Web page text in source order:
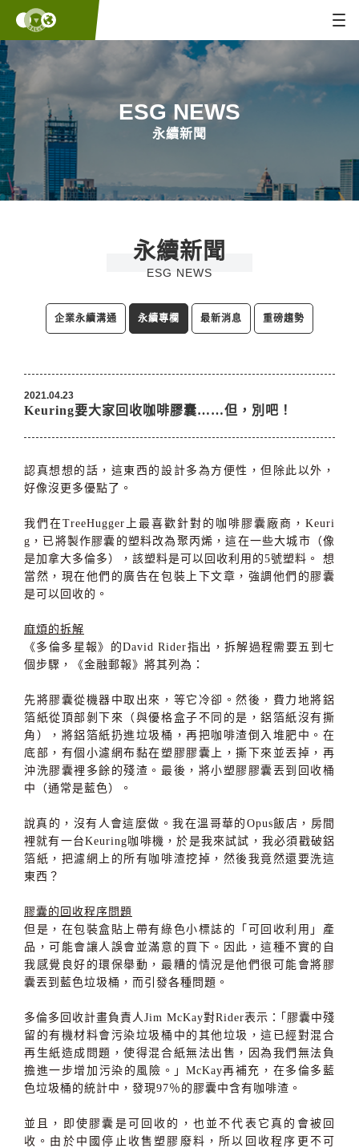
ESG NEWS
永續新聞
永續新聞
ESG NEWS
企業永續溝通 永續專欄 最新消息 重磅趨勢
2021.04.23
Keuring要大家回收咖啡膠囊……但，別吧！
認真想想的話，這東西的設計多為方便性，但除此以外，
好像沒更多優點了。
我們在TreeHugger上最喜歡針對的咖啡膠囊廠商，Keuri
g，已將製作膠囊的塑料改為聚丙烯，這在一些大城市（像
是加拿大多倫多），該塑料是可以回收利用的5號塑料。 想
當然，現在他們的廣告在包裝上下文章，強調他們的膠囊
是可以回收的。
麻煩的拆解
《多倫多星報》的David Rider指出，拆解過程需要五到七
個步驟，《金融郵報》將其列為：
先將膠囊從機器中取出來，等它冷卻。然後，費力地將鋁
箔紙從頂部剝下來（與優格盒子不同的是，鋁箔紙沒有撕
角），將鋁箔紙扔進垃圾桶，再把咖啡渣倒入堆肥中。在
底部，有個小濾網布黏在塑膠膠囊上，撕下來並丟掉，再
沖洗膠囊裡多餘的殘渣。最後，將小塑膠膠囊丟到回收桶
中（通常是藍色）。
說真的，沒有人會這麼做。我在溫哥華的Opus飯店，房間
裡就有一台Keuring咖啡機，於是我來試試，我必須戳破鋁
箔紙，把濾網上的所有咖啡渣挖掉，然後我竟然還要洗這
東西？
膠囊的回收程序問題
但是，在包裝盒貼上帶有綠色小標誌的「可回收利用」產
品，可能會讓人誤會並滿意的買下。因此，這種不實的自
我感覺良好的環保舉動，最糟的情況是他們很可能會將膠
囊丟到藍色垃圾桶，而引發各種問題。
多倫多回收計畫負責人Jim McKay對Rider表示：｢膠囊中殘
留的有機材料會污染垃圾桶中的其他垃圾，這已經對混合
再生紙造成問題，使得混合紙無法出售，因為我們無法負
擔進一步增加污染的風險。｣ McKay再補充，在多倫多藍
色垃圾桶的統計中，發現97％的膠囊中含有咖啡渣。
並且，即使膠囊是可回收的，也並不代表它真的會被回
收。由於中國停止收售塑膠廢料，所以回收程序更不可